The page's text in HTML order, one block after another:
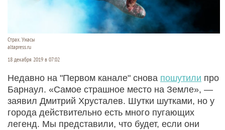
Страх. Ужасы
altapress.ru
18 декабря 2019 в 07:02
Недавно на "Первом канале" снова пошутили про
Барнаул. «Самое страшное место на Земле», —
заявил Дмитрий Хрусталев. Шутки шутками, но у
города действительно есть много пугающих
легенд. Мы представили, что будет, если они